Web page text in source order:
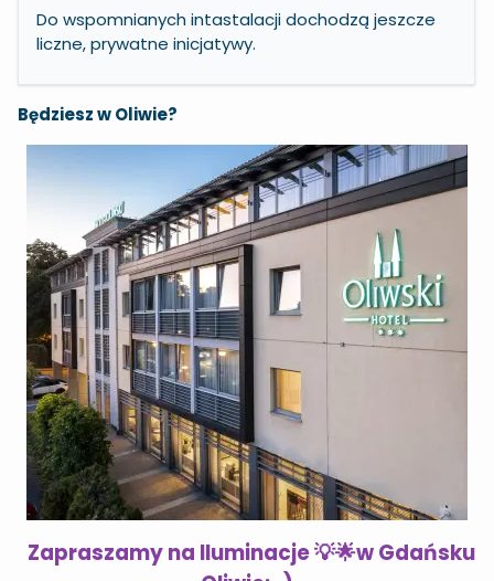
Do wspomnianych intastalacji dochodzą jeszcze
liczne, prywatne inicjatywy.
Będziesz w Oliwie?
Zapraszamy na Iluminacje 💡🌟w Gdańsku